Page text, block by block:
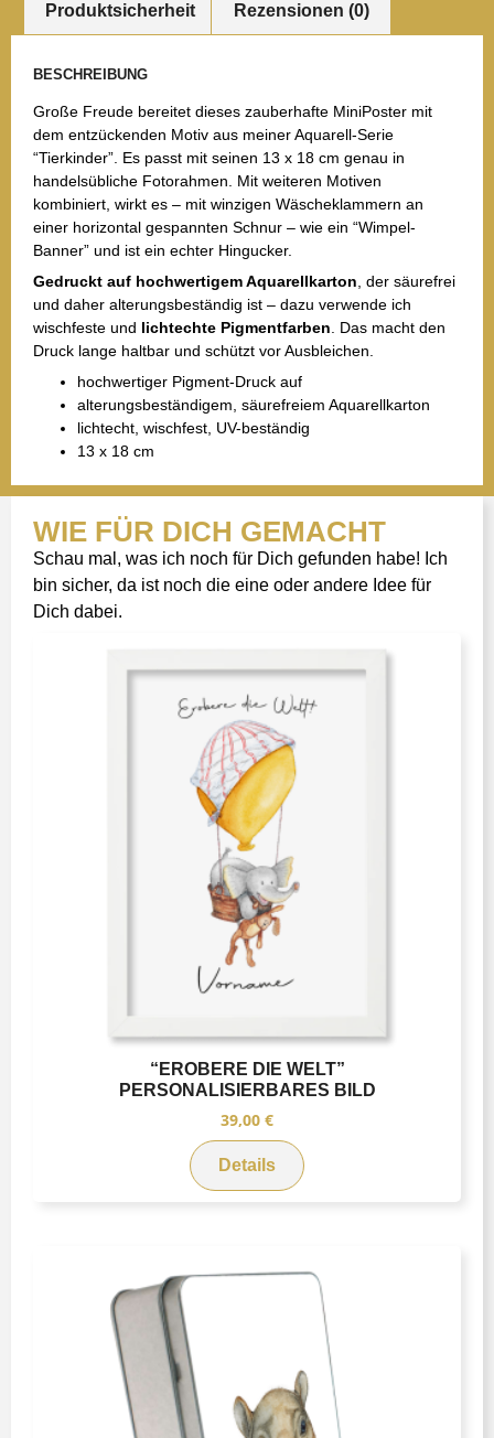
Produktsicherheit Rezensionen (0)
BESCHREIBUNG
Große Freude bereitet dieses zauberhafte MiniPoster mit
dem entzückenden Motiv aus meiner Aquarell-Serie
“Tierkinder”. Es passt mit seinen 13 x 18 cm genau in
handelsübliche Fotorahmen. Mit weiteren Motiven
kombiniert, wirkt es – mit winzigen Wäscheklammern an
einer horizontal gespannten Schnur – wie ein “Wimpel-
Banner” und ist ein echter Hingucker.
Gedruckt auf hochwertigem Aquarellkarton , der säurefrei
und daher alterungsbeständig ist – dazu verwende ich
wischfeste und lichtechte Pigmentfarben . Das macht den
Druck lange haltbar und schützt vor Ausbleichen.
hochwertiger Pigment-Druck auf
alterungsbeständigem, säurefreiem Aquarellkarton
lichtecht, wischfest, UV-beständig
13 x 18 cm
WIE FÜR DICH GEMACHT
Schau mal, was ich noch für Dich gefunden habe! Ich
bin sicher, da ist noch die eine oder andere Idee für
Dich dabei.
“EROBERE DIE WELT”
PERSONALISIERBARES BILD
39,00 €
Details